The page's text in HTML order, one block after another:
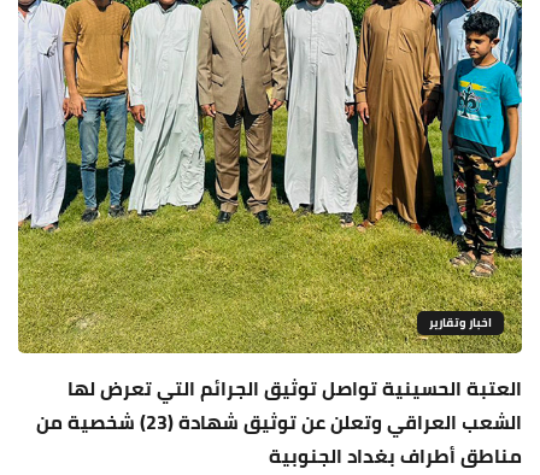
اخبار وتقارير
العتبة الحسينية تواصل توثيق الجرائم التي تعرض لها
الشعب العراقي وتعلن عن توثيق شهادة (23) شخصية من
مناطق أطراف بغداد الجنوبية